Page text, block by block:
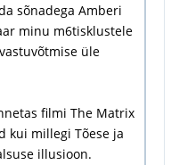
sõnadega Amberi
minu m6tisklustele
üle
filmi The Matrix
kui millegi Tõese ja
illusioon.